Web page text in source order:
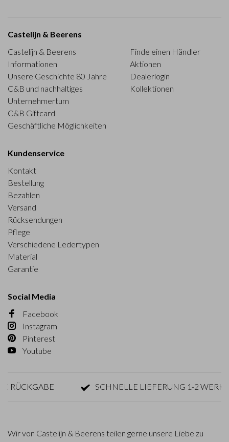
Castelijn & Beerens
Castelijn & Beerens
Informationen
Unsere Geschichte 80 Jahre
C&B und nachhaltiges
Unternehmertum
C&B Giftcard
Geschäftliche Möglichkeiten
Finde einen Händler
Aktionen
Dealerlogin
Kollektionen
Kundenservice
Kontakt
Bestellung
Bezahlen
Versand
Rücksendungen
Pflege
Verschiedene Ledertypen
Material
Garantie
Social Media
Facebook
Instagram
Pinterest
Youtube
SCHNELLE LIEFERUNG 1-2 WERKTAGE
Wir von Castelijn & Beerens teilen gerne unsere Liebe zu